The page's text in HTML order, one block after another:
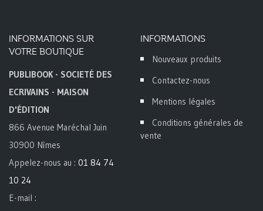
INFORMATIONS SUR
VOTRE BOUTIQUE
PUBLIBOOK - SOCIETÉ DES
ECRIVAINS - MAISON
D'ÉDITION
866 Avenue Maréchal Juin
30900 Nîmes
Appelez-nous au : 01 84 74
10 24
E-mail :
INFORMATIONS
Nouveaux produits
Contactez-nous
Mentions légales
Conditions générales de
vente